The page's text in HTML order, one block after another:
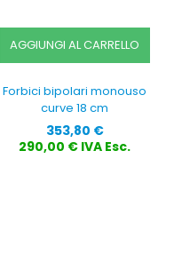
AGGIUNGI AL CARRELLO
Forbici bipolari monouso
curve 18 cm
Prezzo
353,80 €
290,00 € IVA Esc.